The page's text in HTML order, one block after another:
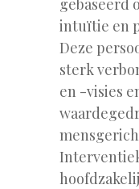
gebaseerd
intuïtie en
Deze
sterk
en -visies